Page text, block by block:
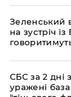
​Зеленський
на зустріч
​СБС за 2 дні
уражені